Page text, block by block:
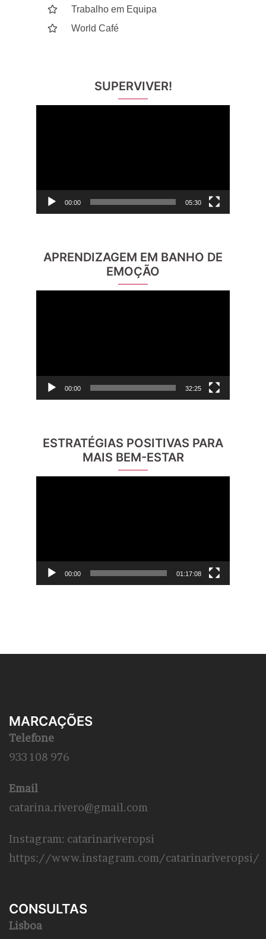
Trabalho em Equipa
World Café
SUPERVIVER!
00:00 05:30
APRENDIZAGEM EM BANHO DE
EMOÇÃO
00:00 32:25
ESTRATÉGIAS POSITIVAS PARA
MAIS BEM-ESTAR
00:00 01:17:08
MARCAÇÕES
Telefone
933 108 976
Email
catarina.rivero@gmail.com
Instagram: catarinariveropsi
https://www.instagram.com/catarinariveropsi/
CONSULTAS
Lisboa